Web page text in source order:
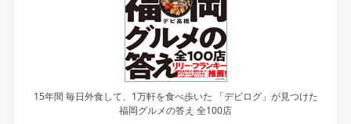
15年間 毎日外食して、1万軒を食べ歩いた 「デビログ」が見つけた
福岡グルメの答え 全100店